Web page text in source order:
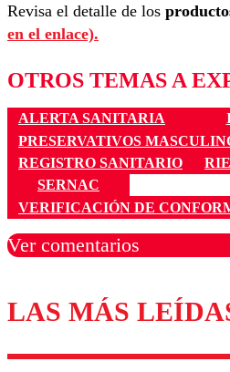
Revisa el detalle de los
en el enlace).
OTROS TEMAS A
ALERTA SANITARIA
PRESERVATIVOS
REGISTRO SANITARIO
SERNAC
VERIFICACIÓN DE
Ver comentarios
Los comentarios son
diálogo
LAS MÁS